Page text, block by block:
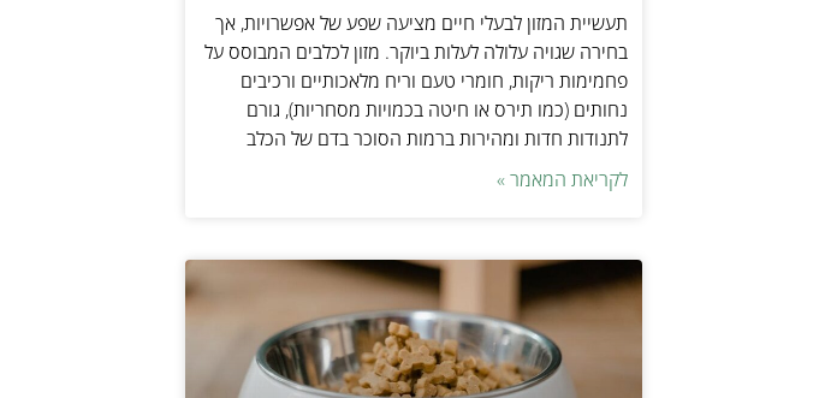
תעשיית המזון לבעלי חיים מציעה שפע של אפשרויות, אך
בחירה שגויה עלולה לעלות ביוקר. מזון לכלבים המבוסס על
פחמימות ריקות, חומרי טעם וריח מלאכותיים ורכיבים
נחותים (כמו תירס או חיטה בכמויות מסחריות), גורם
לתנודות חדות ומהירות ברמות הסוכר בדם של הכלב
לקריאת המאמר »